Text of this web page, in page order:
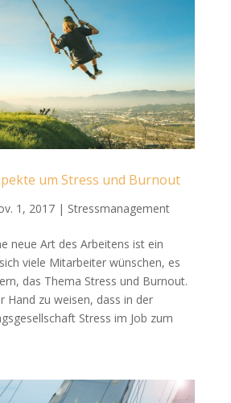
um Stress und Burnout
1, 2017| Stressmanagement
neue Art des Arbeitens ist ein
viele Mitarbeiter wünschen, es
das Thema Stress und Burnout.
Hand zu weisen, dass in der
Stress im Job zum